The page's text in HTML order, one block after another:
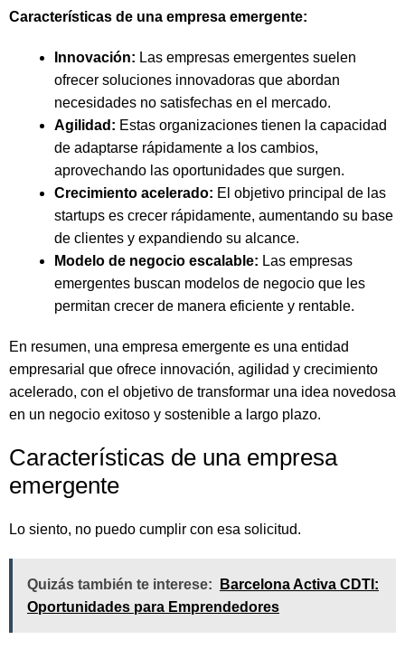
Características de una empresa emergente:
Innovación: Las empresas emergentes suelen
ofrecer soluciones innovadoras que abordan
necesidades no satisfechas en el mercado.
Agilidad: Estas organizaciones tienen la capacidad
de adaptarse rápidamente a los cambios,
aprovechando las oportunidades que surgen.
Crecimiento acelerado: El objetivo principal de las
startups es crecer rápidamente, aumentando su base
de clientes y expandiendo su alcance.
Modelo de negocio escalable: Las empresas
emergentes buscan modelos de negocio que les
permitan crecer de manera eficiente y rentable.
En resumen, una empresa emergente es una entidad
empresarial que ofrece innovación, agilidad y crecimiento
acelerado, con el objetivo de transformar una idea novedosa
en un negocio exitoso y sostenible a largo plazo.
Características de una empresa
emergente
Lo siento, no puedo cumplir con esa solicitud.
Quizás también te interese:
Barcelona Activa CDTI:
Oportunidades para Emprendedores